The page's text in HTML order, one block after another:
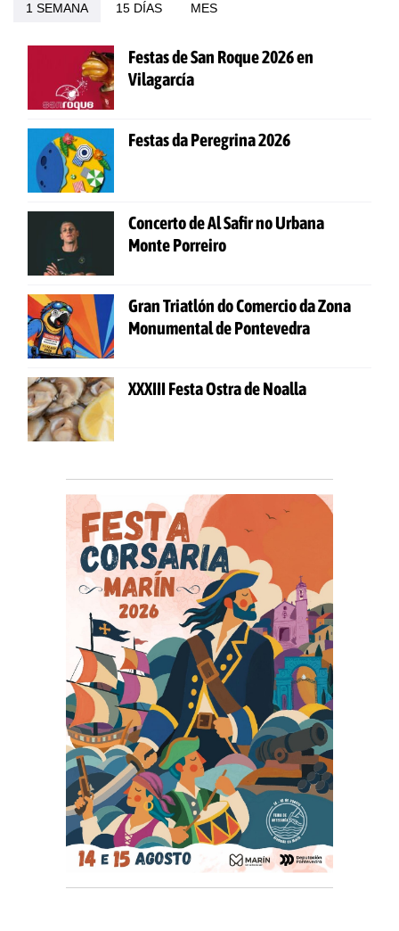
1 SEMANA 15 DÍAS MES
Festas de San Roque 2026 en
Vilagarcía
Festas da Peregrina 2026
Concerto de Al Safir no Urbana
Monte Porreiro
Gran Triatlón do Comercio da Zona
Monumental de Pontevedra
XXXIII Festa Ostra de Noalla